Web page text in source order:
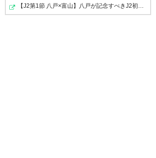
ああ、本当にこんな行為があっ
ペロスと関係無いやろ
ビジネスサポで関係あるから出禁なんか？